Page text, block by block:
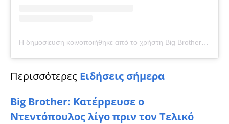
Περισσότερες Ειδήσεις σήμερα
Big Brother: Κατέppευσε ο
Ντεντόπουλος λίγο πριν τον Τελικό